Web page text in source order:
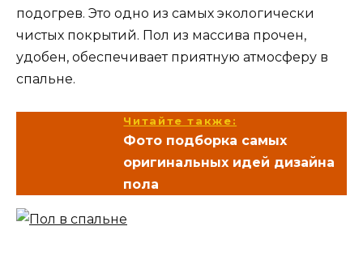
подогрев. Это одно из самых экологически
чистых покрытий. Пол из массива прочен,
удобен, обеспечивает приятную атмосферу в
спальне.
Читайте также:
Фото подборка самых
оригинальных идей дизайна
пола